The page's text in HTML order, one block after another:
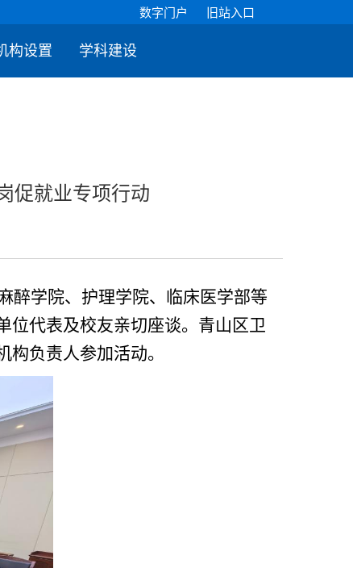
数字门户 旧站入口
构设置 学科建设
促就业专项行动
醉学院、护理学院、临床医学部等
位代表及校友亲切座谈。青山区卫
负责人参加活动。